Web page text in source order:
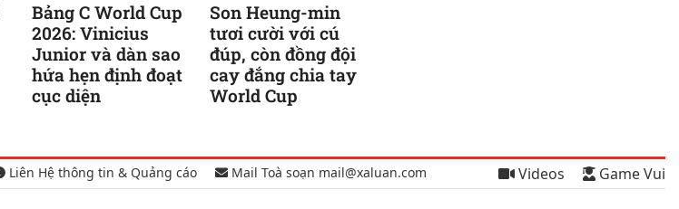
Bảng C World Cup
2026: Vinicius
Junior và dàn sao
hứa hẹn định đoạt
cục diện
Son Heung-min
tươi cười với cú
đúp, còn đồng đội
cay đắng chia tay
World Cup
Liên Hệ thông tin & Quảng cáo Mail Toà soạn mail@xaluan.com Videos Game Vui